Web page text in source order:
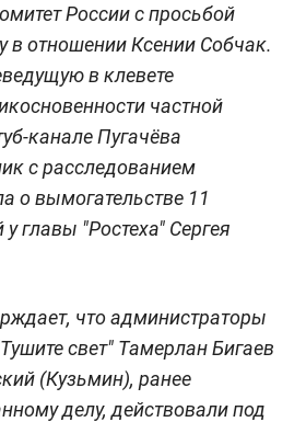
России с просьбой
в отношении Ксении Собчак.
в клевете
частной
канале Пугачёва
с расследованием
о вымогательстве 11
главы "Ростеха" Сергея
что администраторы
свет" Тамерлан Бигаев
(Кузьмин), ранее
делу, действовали под